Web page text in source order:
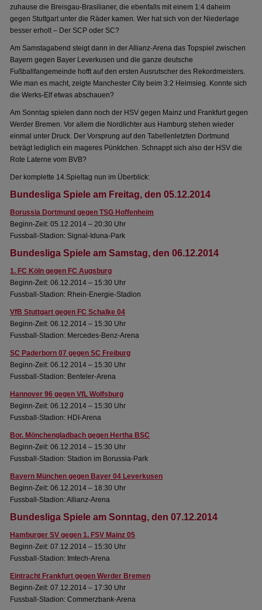
zuhause die Breisgau-Brasilianer, die ebenfalls mit einem 1:4 daheim
gegen Stuttgart unter die Räder kamen. Wer hat sich von der Niederlage
besser erholt – Der SCP oder SC?
Am Samstagabend steigt dann in der Allianz-Arena das Topspiel zwischen
Bayern gegen Bayer Leverkusen und die ganze deutsche
Fußballfangemeinde hofft auf den ersten Ausrutscher des Rekordmeisters.
Wie man es macht, zeigte Manchester City beim 3:2 Heimsieg. Konnte sich
die Werks-Elf etwas abschauen?
Am Sonntag spielen dann noch der HSV gegen Mainz und Frankfurt gegen
Werder Bremen. Vor allem die Nordlichter aus Hamburg stehen wieder
einmal unter Druck. Der Vorsprung auf den Tabellenletzten Dortmund
beträgt lediglich ein mageres Pünktchen. Schnappt sich also der HSV die
Rote Laterne vom BVB?
Der komplette 14.Spieltag nun im Überblick:
Bundesliga Spiele am Freitag, den 05.12.2014
Borussia Dortmund gegen TSG Hoffenheim
Beginn-Zeit: 05.12.2014 – 20:30 Uhr
Fussball-Stadion: Signal-Iduna-Park
Bundesliga Spiele am Samstag, den 06.12.2014
1. FC Köln gegen FC Augsburg
Beginn-Zeit: 06.12.2014 – 15:30 Uhr
Fussball-Stadion: Rhein-Energie-Stadion
VfB Stuttgart gegen FC Schalke 04
Beginn-Zeit: 06.12.2014 – 15:30 Uhr
Fussball-Stadion: Mercedes-Benz-Arena
SC Paderborn 07 gegen SC Freiburg
Beginn-Zeit: 06.12.2014 – 15:30 Uhr
Fussball-Stadion: Benteler-Arena
Hannover 96 gegen VfL Wolfsburg
Beginn-Zeit: 06.12.2014 – 15:30 Uhr
Fussball-Stadion: HDI-Arena
Bor. Mönchengladbach gegen Hertha BSC
Beginn-Zeit: 06.12.2014 – 15:30 Uhr
Fussball-Stadion: Stadion im Borussia-Park
Bayern München gegen Bayer 04 Leverkusen
Beginn-Zeit: 06.12.2014 – 18:30 Uhr
Fussball-Stadion: Allianz-Arena
Bundesliga Spiele am Sonntag, den 07.12.2014
Hamburger SV gegen 1. FSV Mainz 05
Beginn-Zeit: 07.12.2014 – 15:30 Uhr
Fussball-Stadion: Imtech-Arena
Eintracht Frankfurt gegen Werder Bremen
Beginn-Zeit: 07.12.2014 – 17:30 Uhr
Fussball-Stadion: Commerzbank-Arena